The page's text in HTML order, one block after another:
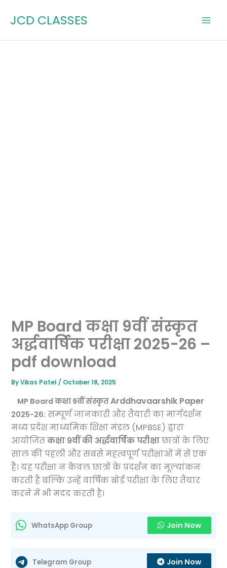
JCD CLASSES
MP Board कक्षा 9वीं संस्कृत
अर्द्धवार्षिक परीक्षा 2025-26 –
pdf download
ByVikas Patel/ October 18, 2025
MP Board कक्षा 9वीं संस्कृतArddhavaarshik Paper
2025-26: सम्पूर्ण जानकारी और तैयारी का मार्गदर्शन
मध्य प्रदेश माध्यमिक शिक्षा मंडल (MPBSE) द्वारा
आयोजितकक्षा 9वीं की अर्द्धवार्षिक परीक्षाछात्रों के लिए
साल की पहली और सबसे महत्वपूर्ण परीक्षाओं में से एक
है। यह परीक्षा न केवल छात्रों के प्रदर्शन का मूल्यांकन
करती है बल्कि उन्हें वार्षिक बोर्ड परीक्षा के लिए तैयार
करने में भी मदद करती है।
WhatsApp Group Join Now
Telegram Group Join Now